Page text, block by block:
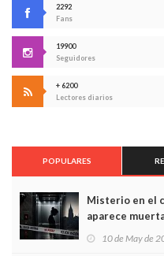
2292
Fans
19900
Seguidores
+ 6200
Lectores diarios
POPULARES
Misterio en el
aparece
edificio y las
10 de May de